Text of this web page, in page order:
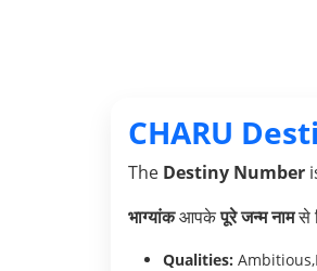
CHARU
The Destiny Number
भाग्यांकआपकेपूरे जन्म नामसे
Qualities: